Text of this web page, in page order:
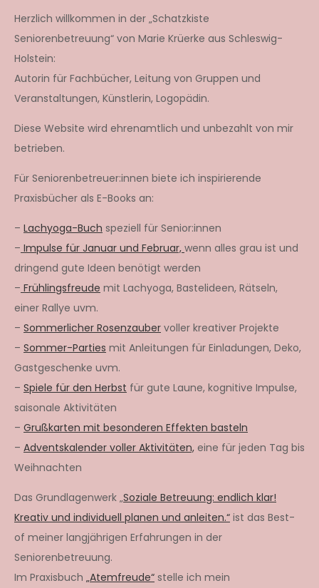
Herzlich willkommen in der „Schatzkiste
Seniorenbetreuung“ von Marie Krüerke aus Schleswig-
Holstein:
Autorin für Fachbücher, Leitung von Gruppen und
Veranstaltungen, Künstlerin, Logopädin.
Diese Website wird ehrenamtlich und unbezahlt von mir
betrieben.
Für Seniorenbetreuer:innen biete ich inspirierende
Praxisbücher als E-Books an:
– Lachyoga-Buch speziell für Senior:innen
– Impulse für Januar und Februar, wenn alles grau ist und
dringend gute Ideen benötigt werden
– Frühlingsfreude mit Lachyoga, Bastelideen, Rätseln,
einer Rallye uvm.
– Sommerlicher Rosenzauber voller kreativer Projekte
– Sommer-Parties mit Anleitungen für Einladungen, Deko,
Gastgeschenke uvm.
– Spiele für den Herbst für gute Laune, kognitive Impulse,
saisonale Aktivitäten
– Grußkarten mit besonderen Effekten basteln
– Adventskalender voller Aktivitäten, eine für jeden Tag bis
Weihnachten
Das Grundlagenwerk „Soziale Betreuung: endlich klar!
Kreativ und individuell planen und anleiten.“ ist das Best-
of meiner langjährigen Erfahrungen in der
Seniorenbetreuung.
Im Praxisbuch „Atemfreude“ stelle ich mein